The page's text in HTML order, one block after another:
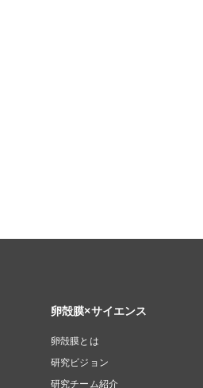
卵殻膜×サイエンス
卵殻膜とは
研究ビジョン
研究チーム紹介